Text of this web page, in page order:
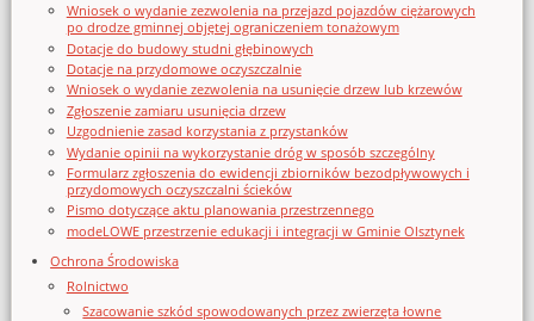
Wniosek o wydanie zezwolenia na przejazd pojazdów ciężarowych
po drodze gminnej objętej ograniczeniem tonażowym
Dotacje do budowy studni głębinowych
Dotacje na przydomowe oczyszczalnie
Wniosek o wydanie zezwolenia na usunięcie drzew lub krzewów
Zgłoszenie zamiaru usunięcia drzew
Uzgodnienie zasad korzystania z przystanków
Wydanie opinii na wykorzystanie dróg w sposób szczególny
Formularz zgłoszenia do ewidencji zbiorników bezodpływowych i
przydomowych oczyszczalni ścieków
Pismo dotyczące aktu planowania przestrzennego
modeLOWE przestrzenie edukacji i integracji w Gminie Olsztynek
Ochrona Środowiska
Rolnictwo
Szacowanie szkód spowodowanych przez zwierzęta łowne